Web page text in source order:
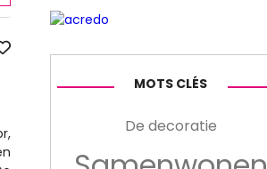
MOTS CLÉS
De decoratie